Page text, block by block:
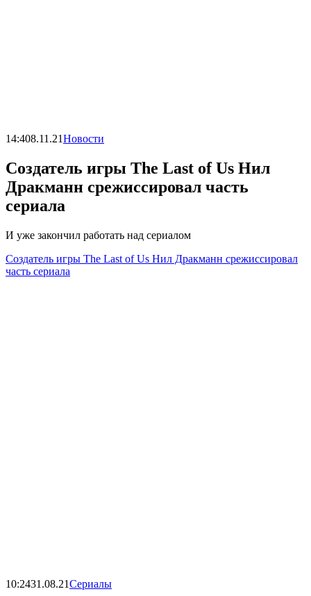
14:408.11.21Новости
Создатель игры The Last of Us Нил
Дракманн срежиссировал часть
сериала
И уже закончил работать над сериалом
Создатель игры The Last of Us Нил Дракманн срежиссировал
часть сериала
10:2431.08.21Сериалы